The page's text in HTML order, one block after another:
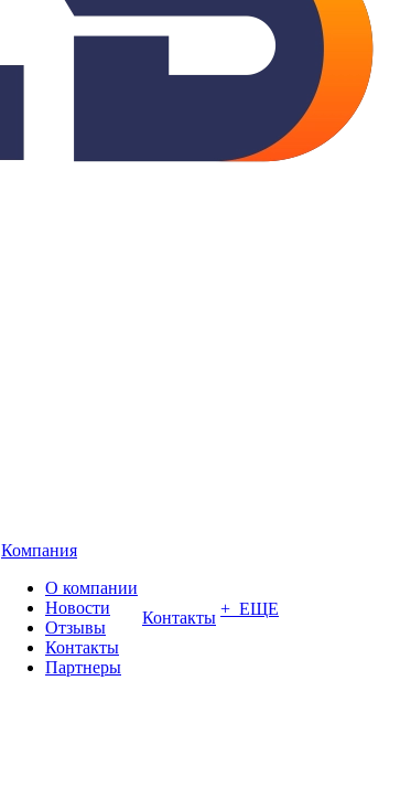
Компания
О компании
Новости
Отзывы
Контакты
Партнеры
Контакты + ЕЩЕ